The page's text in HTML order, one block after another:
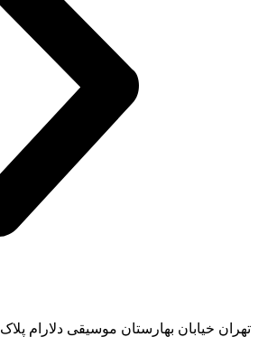
تهران خیابان بهارستان موسیقی دلارام پلاک 66